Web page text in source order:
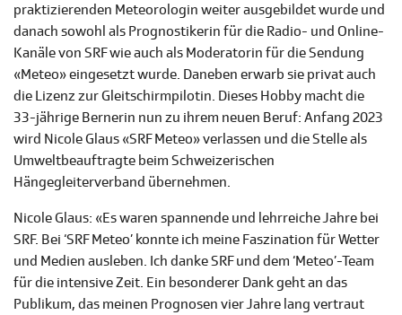
praktizierenden Meteorologin weiter ausgebildet wurde und
danach sowohl als Prognostikerin für die Radio- und Online-
Kanäle von SRF wie auch als Moderatorin für die Sendung
«Meteo» eingesetzt wurde. Daneben erwarb sie privat auch
die Lizenz zur Gleitschirmpilotin. Dieses Hobby macht die
33-jährige Bernerin nun zu ihrem neuen Beruf: Anfang 2023
wird Nicole Glaus «SRF Meteo» verlassen und die Stelle als
Umweltbeauftragte beim Schweizerischen
Hängegleiterverband übernehmen.
Nicole Glaus: «Es waren spannende und lehrreiche Jahre bei
SRF. Bei ‘SRF Meteo’ konnte ich meine Faszination für Wetter
und Medien ausleben. Ich danke SRF und dem ‘Meteo’-Team
für die intensive Zeit. Ein besonderer Dank geht an das
Publikum, das meinen Prognosen vier Jahre lang vertraut